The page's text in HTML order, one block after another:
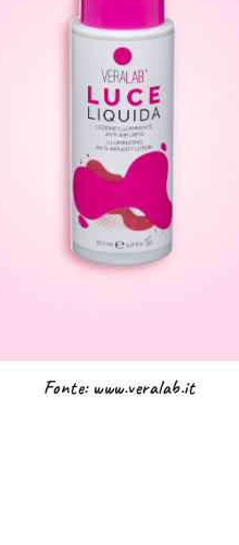
Fonte: www.veralab.it